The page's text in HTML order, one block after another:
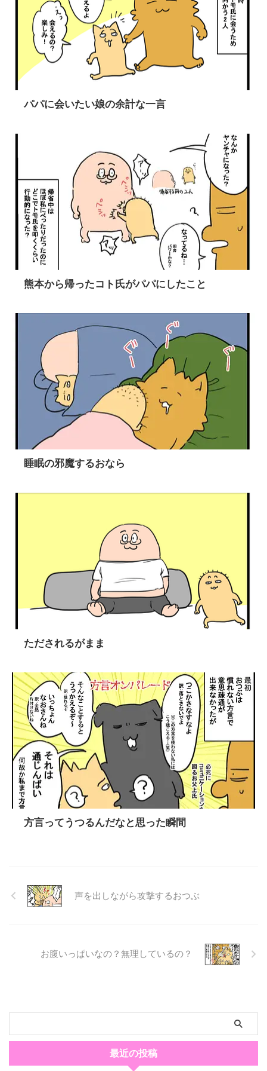
パパに会いたい娘の余計な一言
熊本から帰ったコト氏がパパにしたこと
睡眠の邪魔するおなら
ただされるがまま
方言ってうつるんだなと思った瞬間
声を出しながら攻撃するおつぶ
お腹いっぱいなの？無理しているの？
最近の投稿